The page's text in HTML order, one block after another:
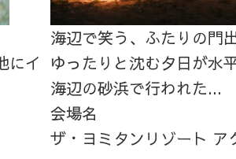
にイ
海辺で笑う、ふたりの門
ゆったりと沈む夕日が水
海辺の砂浜で行われた...
会場名
ザ・ヨミタンリゾート ア